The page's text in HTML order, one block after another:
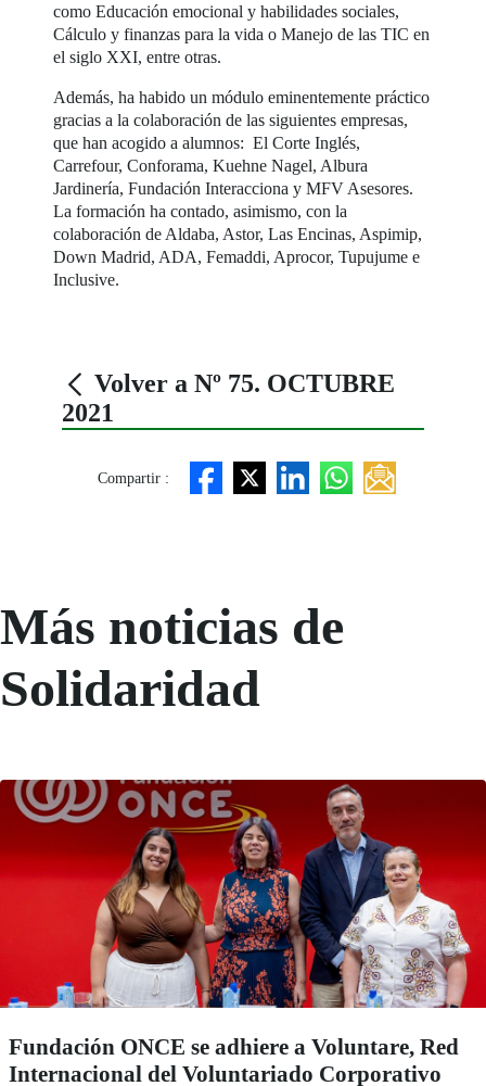
como Educación emocional y habilidades sociales,
Cálculo y finanzas para la vida o Manejo de las TIC en
el siglo XXI, entre otras.
Además, ha habido un módulo eminentemente práctico
gracias a la colaboración de las siguientes empresas,
que han acogido a alumnos: El Corte Inglés,
Carrefour, Conforama, Kuehne Nagel, Albura
Jardinería, Fundación Interacciona y MFV Asesores.
La formación ha contado, asimismo, con la
colaboración de Aldaba, Astor, Las Encinas, Aspimip,
Down Madrid, ADA, Femaddi, Aprocor, Tupujume e
Inclusive.
Volver a Nº 75. OCTUBRE
2021
Compartir :
Más noticias de
Solidaridad
Fundación ONCE se adhiere a Voluntare, Red
Internacional del Voluntariado Corporativo